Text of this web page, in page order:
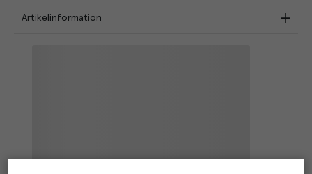
Artikelinformation